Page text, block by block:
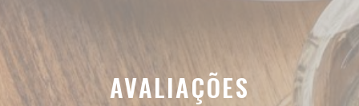
AVALIAÇÕES